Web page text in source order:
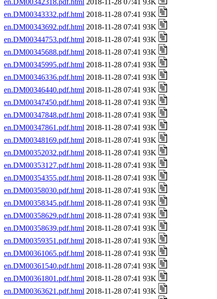
en.DM00342318.pdf.html 2018-11-28 07:41 93K
en.DM00343332.pdf.html 2018-11-28 07:41 93K
en.DM00343692.pdf.html 2018-11-28 07:41 93K
en.DM00344753.pdf.html 2018-11-28 07:41 93K
en.DM00345688.pdf.html 2018-11-28 07:41 93K
en.DM00345995.pdf.html 2018-11-28 07:41 93K
en.DM00346336.pdf.html 2018-11-28 07:41 93K
en.DM00346440.pdf.html 2018-11-28 07:41 93K
en.DM00347450.pdf.html 2018-11-28 07:41 93K
en.DM00347848.pdf.html 2018-11-28 07:41 93K
en.DM00347861.pdf.html 2018-11-28 07:41 93K
en.DM00348169.pdf.html 2018-11-28 07:41 93K
en.DM00352032.pdf.html 2018-11-28 07:41 93K
en.DM00353127.pdf.html 2018-11-28 07:41 93K
en.DM00354355.pdf.html 2018-11-28 07:41 93K
en.DM00358030.pdf.html 2018-11-28 07:41 93K
en.DM00358345.pdf.html 2018-11-28 07:41 93K
en.DM00358629.pdf.html 2018-11-28 07:41 93K
en.DM00358639.pdf.html 2018-11-28 07:41 93K
en.DM00359351.pdf.html 2018-11-28 07:41 93K
en.DM00361065.pdf.html 2018-11-28 07:41 93K
en.DM00361540.pdf.html 2018-11-28 07:41 93K
en.DM00361801.pdf.html 2018-11-28 07:41 93K
en.DM00363621.pdf.html 2018-11-28 07:41 93K